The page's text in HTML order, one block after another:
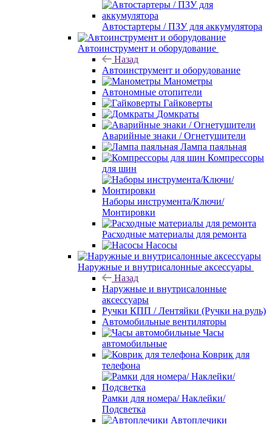
Автостартеры / ПЗУ для аккумулятора
Автоинструмент и оборудование
Назад
Автоинструмент и оборудование
Манометры
Автономные отопители
Гайковерты
Домкраты
Аварийные знаки / Огнетушители
Лампа паяльная
Компрессоры
для шин
Наборы инструмента/Ключи/
Монтировки
Расходные материалы для ремонта
Насосы
Наружные и внутрисалонные аксессуары
Назад
Наружные и внутрисалонные
аксессуары
Ручки КПП / Лентяйки (Ручки на руль)
Автомобильные вентиляторы
Часы
автомобильные
Коврик для
телефона
Рамки для номера/ Наклейки/
Подсветка
Автоплечики